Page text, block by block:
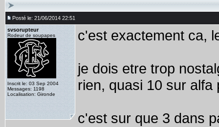
Posté le: 21/06/2014 22:51
svsorupteur
Rodeur de soupapes
Inscrit le: 03 Sep 2004
Messages: 1198
Localisation: Gironde
c'est exactement ca,
je dois etre trop
rien, quasi 10 sur alfa
c'est sur que 3 dans